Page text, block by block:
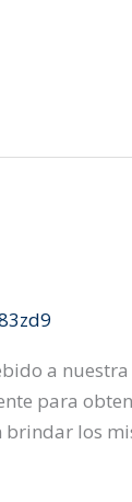
a
para
los